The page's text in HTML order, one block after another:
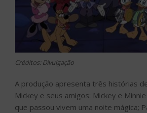
Créditos: Divulgação
A produção apresenta três histórias
Mickey e seus amigos: Mickey e
que passou vivem uma noite mágica;